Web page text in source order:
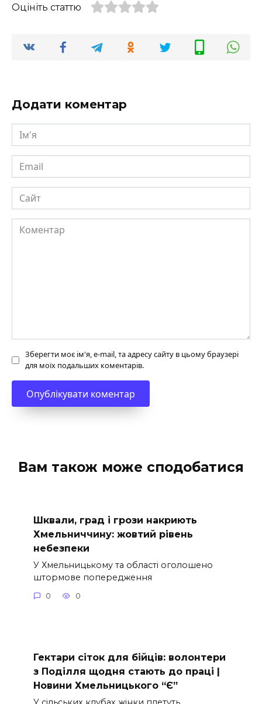
Оцініть статтю
Додати коментар
Ім'я
Email
Сайт
Коментар
Зберегти моє ім'я, e-mail, та адресу сайту в цьому браузері
для моїх подальших коментарів.
Вам також може сподобатися
Шквали, град і грози накриють
Хмельниччину: жовтий рівень
небезпеки
У Хмельницькому та області оголошено
штормове попередження
0 0
Гектари сіток для бійців: волонтери
з Поділля щодня стають до праці |
Новини Хмельницького “Є”